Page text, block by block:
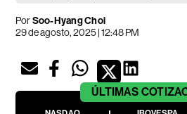
PorSoo-Hyang Choi
29 de agosto, 2025 | 12:48 PM
ÚLTIMAS